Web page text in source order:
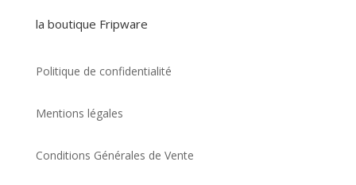
la boutique Fripware
Politique de confidentialité
Mentions légales
Conditions Générales de Vente